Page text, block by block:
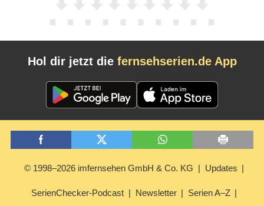
Hol dir jetzt die fernsehserien.de App
© 1998–2026 imfernsehen GmbH & Co. KG Updates
SerienChecker-Podcast Newsletter Serien A–Z